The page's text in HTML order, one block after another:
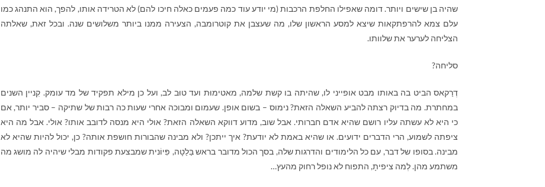
שהיה בן שישים ויותר. דומה שאפילו החלפת הרכבות (מי יודע עוד כמה פעמים כאלה חיכו להם) לא הטרידה אותו, להפך, הוא התנהג כמו
עלם צמא להרפתקאות שיצא למסע הראשון שלו, מה שעצבן את קוטרומבה, הצעירה ממנו ביותר משלושים שנה. ובכל זאת, שאלתה
הצליחה לערער את שלוותו.
סליחה?
דְרַקאס הביט בה באותו מבט אופייני לו, שהיתה בו קשת שלמה, מאטימוּת ועד טוּב לב, ועל כן מילא תפקיד של מד עומק. קִניין השנים
במחתרת. מה בדיוק רצתה להביע השאלה הזאת? נימוס – בשום אופן. שעמום ומבוכה אחרי שעות כה רבות של שתיקה – סביר יותר, אם
כי היא לא עשתה עליו רושם שהיא אדם חברותי. אבל שוב, מדוע דווקא השאלה הזאת? אולי היא מנסה לדובב אותו? אולי. אבל מה היא
ציפתה לשמוע, הרי הדברים ידועים. או שהיא באמת לא יודעת? איך ייתכן? ולא מבינה שהבורות חושפת אותה? כן, יכול להיות שהיא לא
מבינה. בסופו של דבר, עם כל הלימודים והדרגות שלה, בסך הכול מדובר בראש בַּלַטָה, פִּיוֹנית שמבצעת פקודות מבלי שיהיה לה מושג מה
משתמע מהן. לְמה ציפיתָ, התפוח לא נופל רחוק מהעץ…